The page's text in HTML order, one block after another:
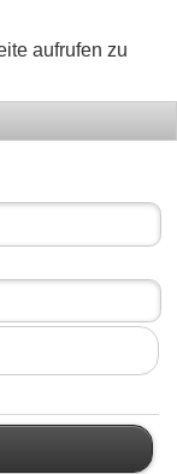
aufrufen zu